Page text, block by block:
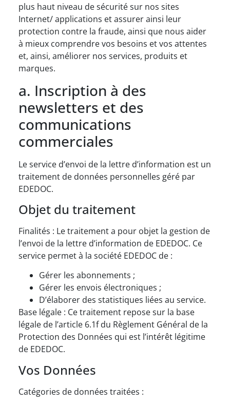
plus haut niveau de sécurité sur nos sites
Internet/ applications et assurer ainsi leur
protection contre la fraude, ainsi que nous aider
à mieux comprendre vos besoins et vos attentes
et, ainsi, améliorer nos services, produits et
marques.
a. Inscription à des
newsletters et des
communications
commerciales
Le service d’envoi de la lettre d’information est un
traitement de données personnelles géré par
EDEDOC.
Objet du traitement
Finalités : Le traitement a pour objet la gestion de
l’envoi de la lettre d’information de EDEDOC. Ce
service permet à la société EDEDOC de :
Gérer les abonnements ;
Gérer les envois électroniques ;
D’élaborer des statistiques liées au service.
Base légale : Ce traitement repose sur la base
légale de l’article 6.1f du Règlement Général de la
Protection des Données qui est l’intérêt légitime
de EDEDOC.
Vos Données
Catégories de données traitées :